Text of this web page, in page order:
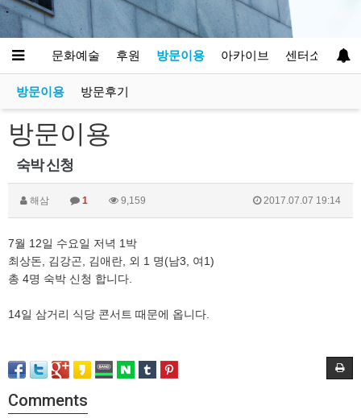
영성 문화예술 후원 방문이용 아카이브 센터소개
방문이용 방문후기
방문이용
숙박 신청
해삼 1 9,159 2017.07.07 19:14
7월 12일 수요일 저녁 1박
최상돈, 김강곤, 김애란, 외 1 명(남3, 여1)
총 4명 숙박 신청 합니다.
14일 삼거리 식당 콘서트 때문에 옵니다.
Comments